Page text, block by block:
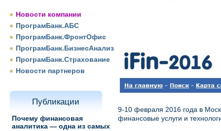
Новости компании
ПрограмБанк.АБС
ПрограмБанк.ФронтОфис
ПрограмБанк.БизнесАнализ
ПрограмБанк.Страхование
Новости партнеров
Публикации
Почему финансовая
аналитика — одна из самых
9-10 февраля 2016 года в
финансовые услуги и